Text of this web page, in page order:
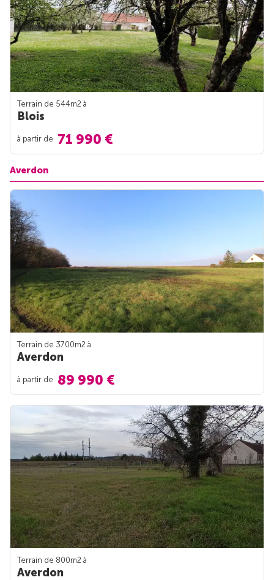
Terrain de 544m2 à
Blois
à partir de 71 990 €
Averdon
Terrain de 3700m2 à
Averdon
à partir de 89 990 €
Terrain de 800m2 à
Averdon